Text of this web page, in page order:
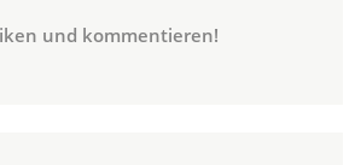
und kommentieren!